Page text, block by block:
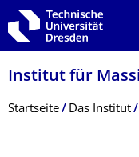
Zur Hauptnavigation
Zur Suche springen
Zum Inhalt springen
Institut für
Breadcrumb-Menü
Startseite Das Institut